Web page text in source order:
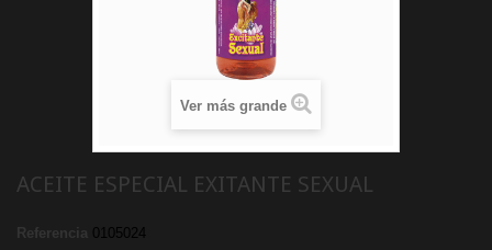
Ver más grande
ACEITE ESPECIAL EXITANTE SEXUAL
Referencia 0105024